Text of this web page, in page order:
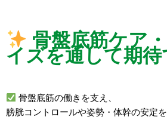
骨盤底筋ケア
イズを通して期待
骨盤底筋の働きを支え、
膀胱コントロールや姿勢・体幹の安定